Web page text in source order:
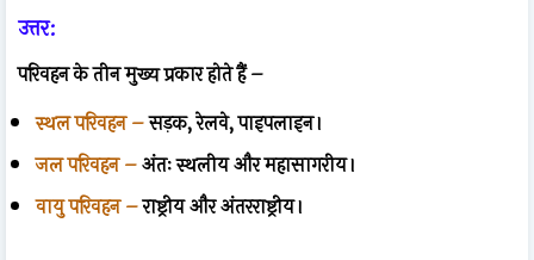
उत्तर:
परिवहन के तीन मुख्य प्रकार होते हैं –
स्थल परिवहन –सड़क, रेलवे, पाइपलाइन।
जल परिवहन –अंतः स्थलीय और महासागरीय।
वायु परिवहन –राष्ट्रीय और अंतरराष्ट्रीय।